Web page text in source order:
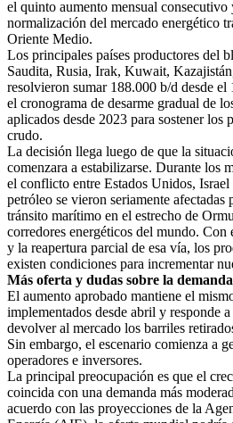
el quinto aumento mensual
normalización del mercado energético
Oriente Medio.
Los principales países productores del
Saudita, Rusia, Irak, Kuwait,
resolvieron sumar 188.000 b/d desde el
el cronograma de desarme gradual de
aplicados desde 2023 para sostener los
crudo.
La decisión llega luego de que la
comenzara a estabilizarse. Durante los
el conflicto entre Estados Unidos,
petróleo se vieron seriamente afectadas
tránsito marítimo en el estrecho de
corredores energéticos del mundo.
y la reapertura parcial de esa vía, los
existen condiciones para incrementar
Más oferta y dudas sobre la demanda
El aumento aprobado mantiene el
implementados desde abril y responde
devolver al mercado los barriles
Sin embargo, el escenario comienza a
operadores e inversores.
La principal preocupación es que el
coincida con una demanda más
acuerdo con las proyecciones de la